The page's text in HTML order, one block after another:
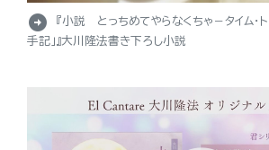
arrow_circle_right
『小説 とっちめてやらなくちゃ－タイム・
手記」』大川隆法書き下ろし小説